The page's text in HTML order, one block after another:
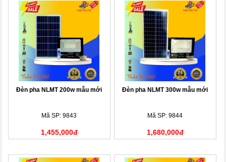
Đèn pha NLMT 200w mẫu mới
Mã SP: 9843
1,455,000đ
Đèn pha NLMT 300w mẫu mới
Mã SP: 9844
1,680,000đ